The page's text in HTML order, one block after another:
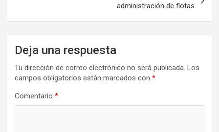
administración de flotas
Deja una respuesta
Tu dirección de correo electrónico no será publicada. Los
campos obligatorios están marcados con *
Comentario *